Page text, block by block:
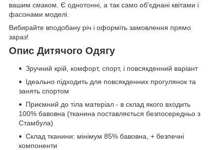
вашим смаком. Є однотонні, а так само об'єднані квітами і
фасонами моделі.
Вибирайте вподобану річ і оформіть замовлення прямо
зараз!
Опис Дитячого Одягу
Зручний крій, комфорт, спорт, і повсякденний варіант
Ідеально підходить для повсякденних прогулянок та
занять спортом
Приємний до тіла матеріал - в склад якого входить
100% бавовна (тканина поставляється безпосередньо з
Стамбула)
Склад тканини: мінімум 85% бавовна, + безпечні
компоненти